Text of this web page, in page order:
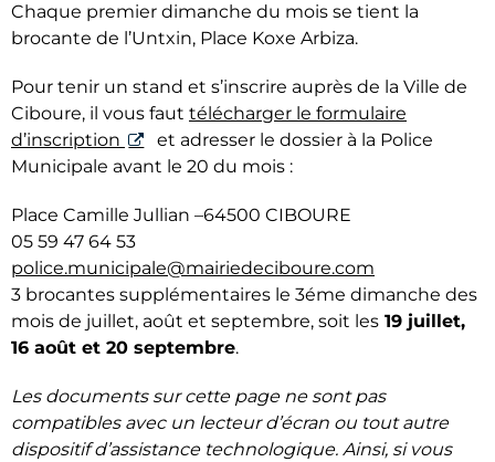
Chaque premier dimanche du mois se tient la
brocante de l’Untxin, Place Koxe Arbiza.
Pour tenir un stand et s’inscrire auprès de la Ville de
Ciboure, il vous faut télécharger le formulaire
d’inscription
et adresser le dossier à la Police
Municipale avant le 20 du mois :
Place Camille Jullian –64500 CIBOURE
05 59 47 64 53
police.municipale@mairiedeciboure.com
3 brocantes supplémentaires le 3éme dimanche des
mois de juillet, août et septembre, soit les 19 juillet,
16 août et 20 septembre.
Les documents sur cette page ne sont pas
compatibles avec un lecteur d’écran ou tout autre
dispositif d’assistance technologique. Ainsi, si vous